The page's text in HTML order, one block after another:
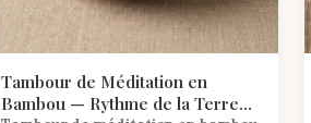
Tambour de Méditation en
Bambou — Rythme de la Terre